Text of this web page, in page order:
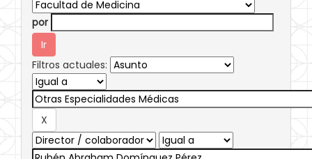
por
Filtros actuales: